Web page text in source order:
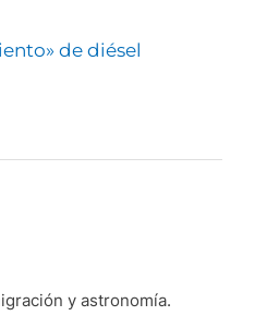
de diésel
y astronomía.